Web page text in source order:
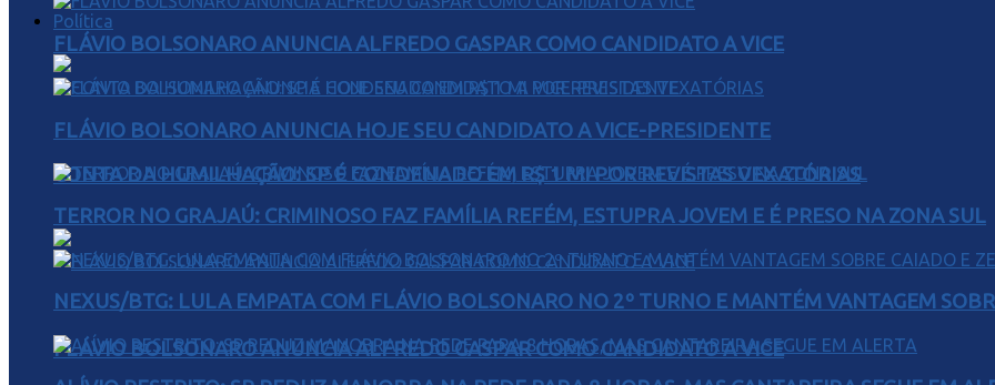
Política
CONTA DA HUMILHAÇÃO: SP É CONDENADO EM R$ 1 MI POR REVISTAS VEXATÓRIAS
FLÁVIO BOLSONARO ANUNCIA ALFREDO GASPAR COMO CANDIDATO A VICE
FLÁVIO BOLSONARO ANUNCIA ALFREDO GASPAR COMO CANDIDATO A VICE
FLÁVIO BOLSONARO ANUNCIA HOJE SEU CANDIDATO A VICE-PRESIDENTE
TERROR NO GRAJAÚ: CRIMINOSO FAZ FAMÍLIA REFÉM, ESTUPRA JOVEM E É PRESO NA ZONA SUL
NEXUS/BTG: LULA EMPATA COM FLÁVIO BOLSONARO NO 2º TURNO E MANTÉM VANTAGEM